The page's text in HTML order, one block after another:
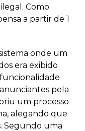
Como
a partir de 1
onde um
era exibido
pela
um processo
alegando que
Segundo uma